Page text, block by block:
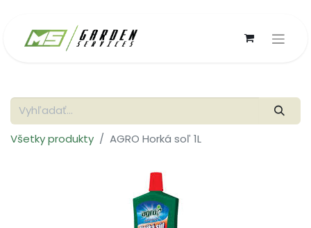
Všetky produkty AGRO Horká soľ 1L